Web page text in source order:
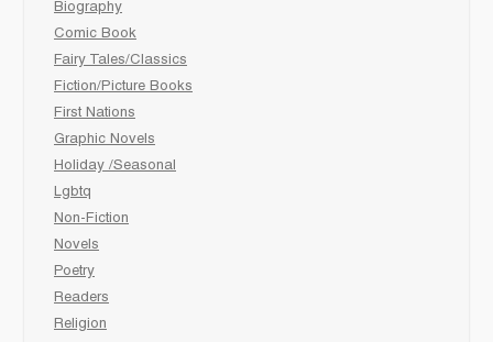
Biography
Comic Book
Fairy Tales/Classics
Fiction/Picture Books
First Nations
Graphic Novels
Holiday /Seasonal
Lgbtq
Non-Fiction
Novels
Poetry
Readers
Religion